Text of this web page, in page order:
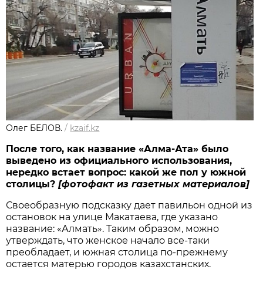
Олег БЕЛОВ. / kzaif.kz
После того, как название «Алма-Ата» было
выведено из официального использования,
нередко встает вопрос: какой же пол у южной
столицы?[фотофакт из газетных материалов]
Своеобразную подсказку дает павильон одной из
остановок на улице Макатаева, где указано
название: «Алмать». Таким образом, можно
утверждать, что женское начало все-таки
преобладает, и южная столица по-прежнему
остается матерью городов казахстанских.